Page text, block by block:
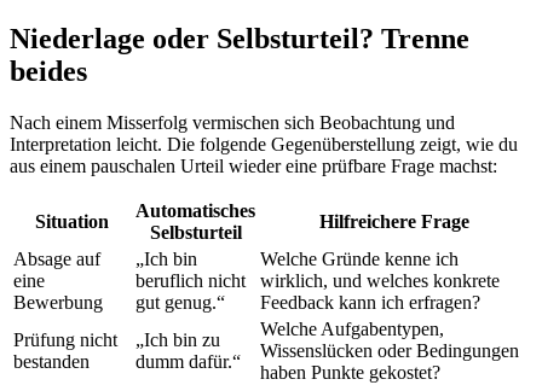
Niederlage oder Selbsturteil? Trenne
beides
Nach einem Misserfolg vermischen sich Beobachtung und
Interpretation leicht. Die folgende Gegenüberstellung zeigt, wie du
aus einem pauschalen Urteil wieder eine prüfbare Frage machst:
Situation
Automatisches
Selbsturteil
Hilfreichere Frage
Absage auf
eine
Bewerbung
„Ich bin
beruflich nicht
gut genug.“
Welche Gründe kenne ich
wirklich, und welches konkrete
Feedback kann ich erfragen?
Prüfung nicht
bestanden
„Ich bin zu
dumm dafür.“
Welche Aufgabentypen,
Wissenslücken oder Bedingungen
haben Punkte gekostet?